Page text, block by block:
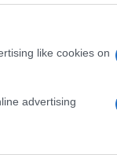
like cookies on
advertising